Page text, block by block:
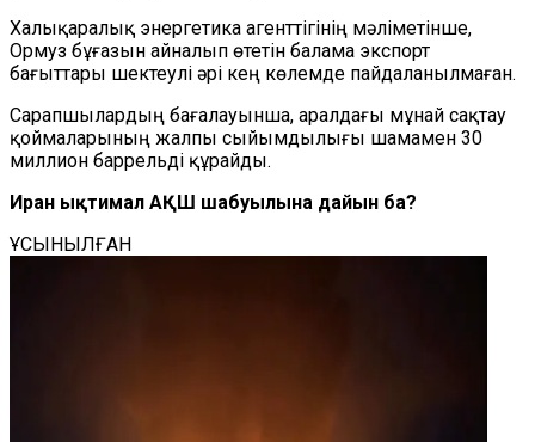
Халықаралық энергетика агенттігінің мәліметінше,
Ормуз бұғазын айналып өтетін балама экспорт
бағыттары шектеулі әрі кең көлемде пайдаланылмаған.
Сарапшылардың бағалауынша, аралдағы мұнай сақтау
қоймаларының жалпы сыйымдылығы шамамен 30
миллион баррельді құрайды.
Иран ықтимал АҚШ шабуылына дайын ба?
ҰСЫНЫЛҒАН